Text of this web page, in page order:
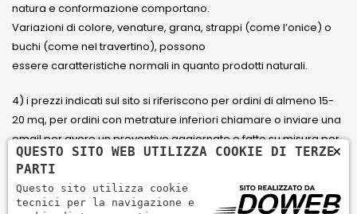
natura e conformazione comportano.
Variazioni di colore, venature, grana, strappi (come l’onice) o
buchi (come nel travertino), possono
essere caratteristiche normali in quanto prodotti naturali.
4) i prezzi indicati sul sito si riferiscono per ordini di almeno 15-
20 mq, per ordini con metrature inferiori chiamare o inviare una
email per avere un preventivo aggiornato e fatto su misura per
il cliente.
5) Paga con Carta di credito Visa, Visa Electron, Maestro,
×
QUESTO SITO WEB UTILIZZA COOKIE DI TERZE
PARTI
Questo sito utilizza cookie
tecnici per la navigazione e